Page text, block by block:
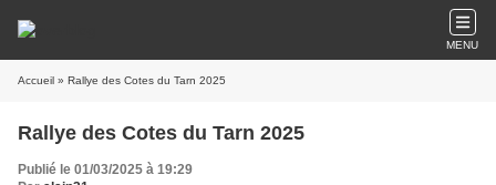
MENU
Accueil » Rallye des Cotes du Tarn 2025
Rallye des Cotes du Tarn 2025
Publié le 01/03/2025 à 19:29